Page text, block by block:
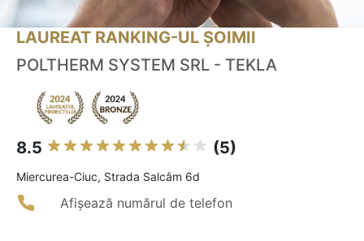
LAUREAT RANKING-UL ȘOIMII
POLTHERM SYSTEM SRL - TEKLA
8.5 (5)
Miercurea-Ciuc, Strada Salcâm 6d
Afișează numărul de telefon